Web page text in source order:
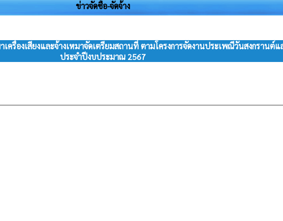
ข่าวจัดซื้อ-จัดจ้าง
เครื่องเสียงและจ้างเหมาจัดเตรียมสถานที่ ตามโครงการจัดงานประเพณีวันสงกรานต์
ประจำปีงบประมาณ 2567